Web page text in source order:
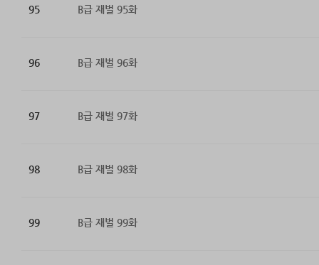
95 B급 재벌 95화
96 B급 재벌 96화
97 B급 재벌 97화
98 B급 재벌 98화
99 B급 재벌 99화